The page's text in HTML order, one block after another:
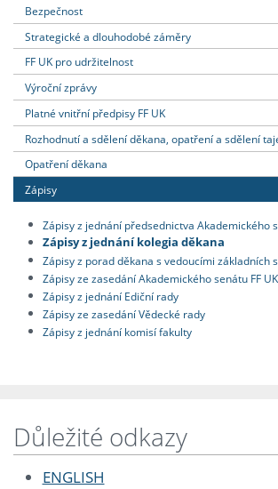
Bezpečnost
Strategické a dlouhodobé záměry
FF UK pro udržitelnost
Výroční zprávy
Platné vnitřní předpisy FF UK
Rozhodnutí a sdělení děkana, opatření a sdělení
Opatření děkana
Zápisy
Zápisy z jednání předsednictva Akademického
Zápisy z jednání kolegia děkana
Zápisy z porad děkana s vedoucími základních
Zápisy ze zasedání Akademického senátu FF UK
Zápisy z jednání Ediční rady
Zápisy ze zasedání Vědecké rady
Zápisy z jednání komisí fakulty
Důležité odkazy
ENGLISH